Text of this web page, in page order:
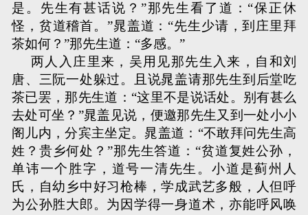
是。先生有甚话说？”那先生看了道：“保正休
怪，贫道稽首。”晁盖道：“先生少请，到庄里拜
茶如何？”那先生道：“多感。”
两人入庄里来，吴用见那先生入来，自和刘
唐、三阮一处躲过。且说晁盖请那先生到后堂吃
茶已罢，那先生道：“这里不是说话处。别有甚么
去处可坐？”晁盖见说，便邀那先生又到一处小小
阁儿内，分宾主坐定。晁盖道：“不敢拜问先生高
姓？贵乡何处？”那先生答道：“贫道复姓公孙，
单讳一个胜字，道号一清先生。小道是蓟州人
氏，自幼乡中好习枪棒，学成武艺多般，人但呼
为公孙胜大郎。为因学得一身道术，亦能呼风唤